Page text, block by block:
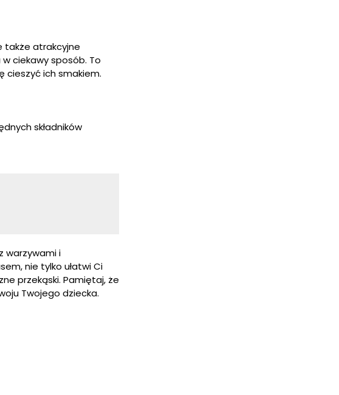
także atrakcyjne
ciekawy sposób. To
cieszyć ich smakiem.
składników
warzywami i
nie tylko ułatwi Ci
przekąski. Pamiętaj, że
Twojego dziecka.